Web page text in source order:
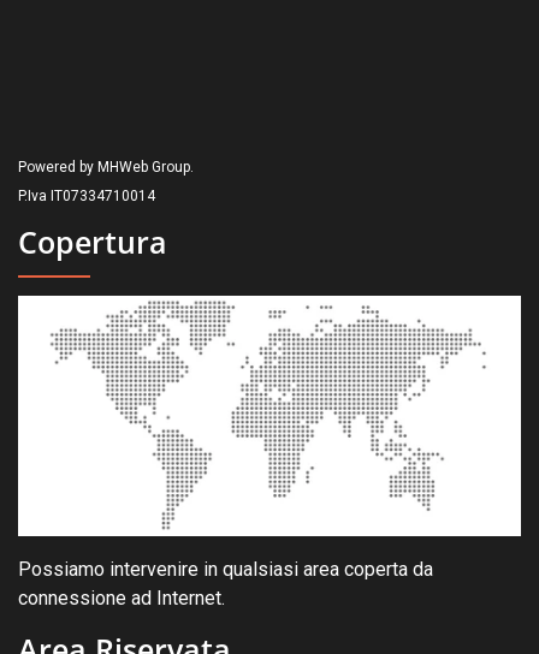
Powered by MHWeb Group.
P.Iva IT07334710014
Copertura
Possiamo intervenire in qualsiasi area coperta da
connessione ad Internet.